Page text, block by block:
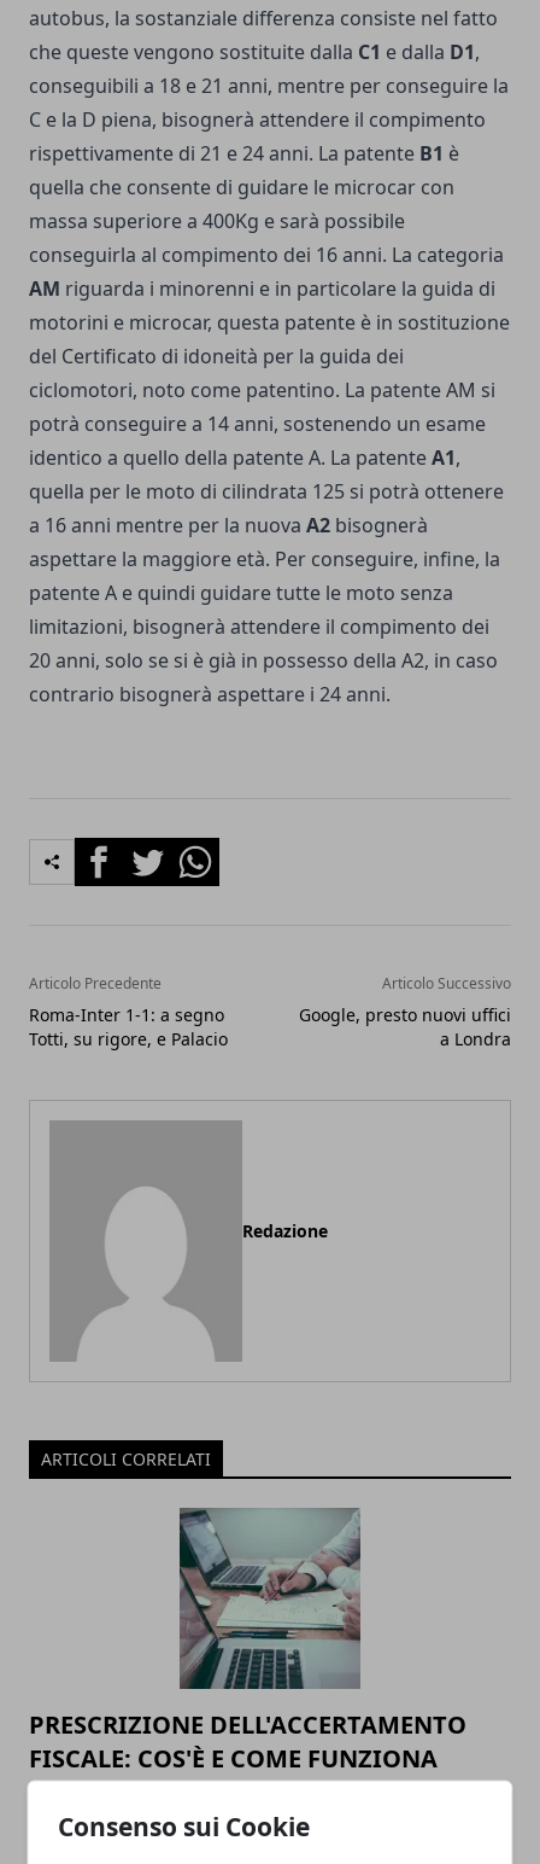
Consenso sui Cookie
autobus, la sostanziale differenza consiste nel fatto
che queste vengono sostituite dalla C1 e dalla D1,
conseguibili a 18 e 21 anni, mentre per conseguire la
C e la D piena, bisognerà attendere il compimento
rispettivamente di 21 e 24 anni. La patente B1 è
quella che consente di guidare le microcar con
massa superiore a 400Kg e sarà possibile
conseguirla al compimento dei 16 anni. La categoria
AM riguarda i minorenni e in particolare la guida di
motorini e microcar, questa patente è in sostituzione
del Certificato di idoneità per la guida dei
ciclomotori, noto come patentino. La patente AM si
potrà conseguire a 14 anni, sostenendo un esame
identico a quello della patente A. La patenteA1,
quella per le moto di cilindrata 125 si potrà ottenere
a 16 anni mentre per la nuova A2 bisognerà
aspettare la maggiore età. Per conseguire, infine, la
patente A e quindi guidare tutte le moto senza
limitazioni, bisognerà attendere il compimento dei
20 anni, solo se si è già in possesso della A2, in caso
contrario bisognerà aspettare i 24 anni.
FacebookTwitterWhatsapp
Articolo Precedente
Roma-Inter 1-1: a segno
Totti, su rigore, e Palacio
Articolo Successivo
Google, presto nuovi uffici
a Londra
Redazione
ARTICOLI CORRELATI
PRESCRIZIONE DELL'ACCERTAMENTO
FISCALE: COS'È E COME FUNZIONA